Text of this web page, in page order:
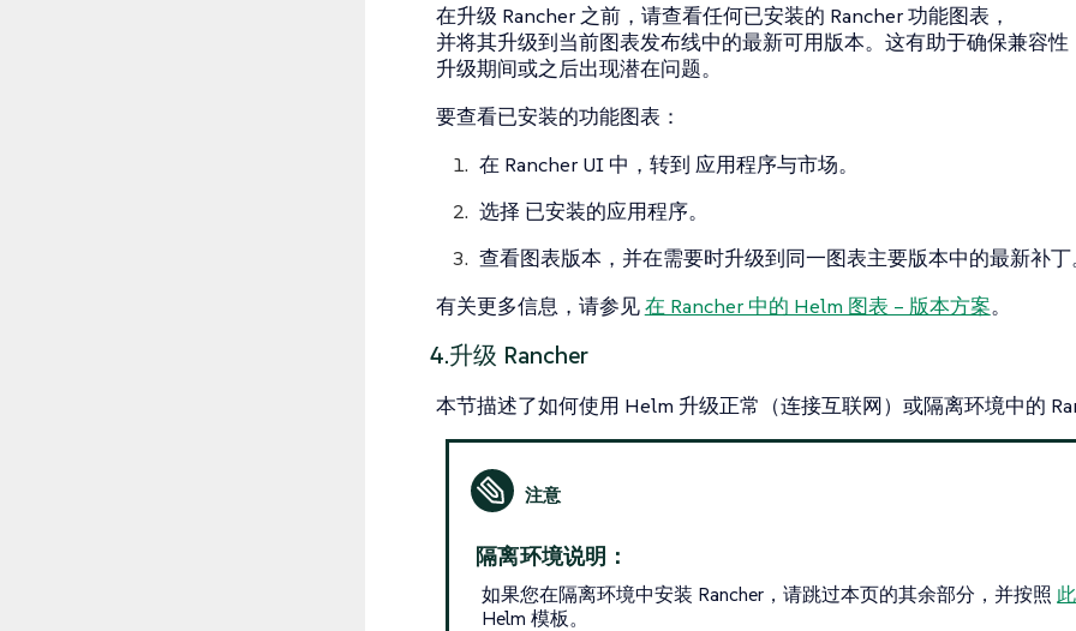
在升级 Rancher 之前，请查看任何已安装的 Rancher 功能图表，
并将其升级到当前图表发布线中的最新可用版本。这有助于确保兼容性
升级期间或之后出现潜在问题。
要查看已安装的功能图表：
在 Rancher UI 中，转到 应用程序与市场。
选择 已安装的应用程序。
查看图表版本，并在需要时升级到同一图表主要版本中的最新补丁
有关更多信息，请参见在 Rancher 中的 Helm 图表 – 版本方案。
4.升级 Rancher
本节描述了如何使用 Helm 升级正常（连接互联网）或隔离环境中的
隔离环境说明：
如果您在隔离环境中安装 Rancher，请跳过本页的其余部分，并按照
Helm 模板。